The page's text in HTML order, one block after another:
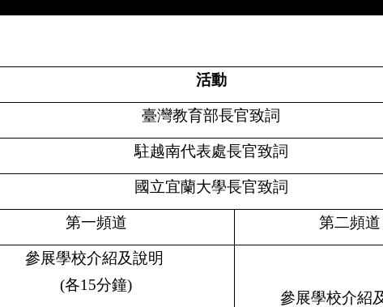
活動
臺灣教育部長官致詞
駐越南代表處長官致詞
國立宜蘭大學長官致詞
第一頻道 第二頻道
參展學校介紹及說明
(各15分鐘)
參展學校介紹